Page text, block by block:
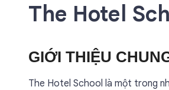
The Hotel
GIỚI THIỆU
The Hotel School là một trong